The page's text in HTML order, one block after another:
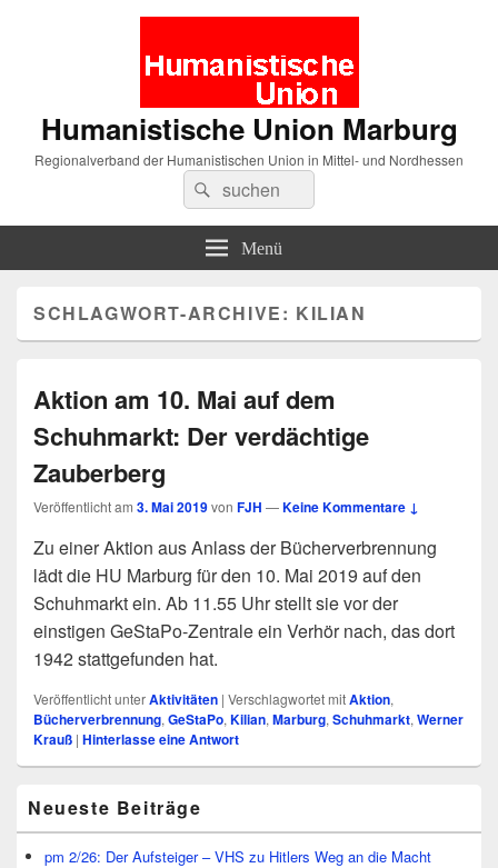
Humanistische Union Marburg
Regionalverband der Humanistischen Union in Mittel- und Nordhessen
Suche
nach:
Suchen
Menü
SCHLAGWORT-ARCHIVE: KILIAN
Aktion am 10. Mai auf dem
Schuhmarkt: Der verdächtige
Zauberberg
Veröffentlicht am 3. Mai 2019von FJH —Keine Kommentare ↓
Zu einer Aktion aus Anlass der Bücherverbrennung
lädt die HU Marburg für den 10. Mai 2019 auf den
Schuhmarkt ein. Ab 11.55 Uhr stellt sie vor der
einstigen GeStaPo-Zentrale ein Verhör nach, das dort
1942 stattgefunden hat.
Veröffentlicht unterAktivitäten | Verschlagwortet mitAktion,
Bücherverbrennung, GeStaPo, Kilian, Marburg, Schuhmarkt, Werner
Krauß | Hinterlasse eine Antwort
Seitenleisten
Widget-
Bereich
Neueste Beiträge
pm 2/26: Der Aufsteiger – VHS zu Hitlers Weg an die Macht